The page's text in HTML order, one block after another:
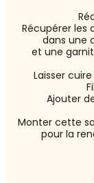
Récupérer les
dans une
et une
Laisser
Ajouter
Monter cette
pour la